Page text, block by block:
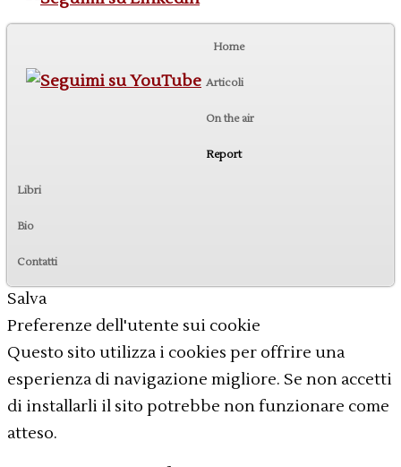
Home
Articoli
On the air
Report
Libri
Bio
Contatti
Salva
Preferenze dell'utente sui cookie
Questo sito utilizza i cookies per offrire una
esperienza di navigazione migliore. Se non accetti
di installarli il sito potrebbe non funzionare come
atteso.